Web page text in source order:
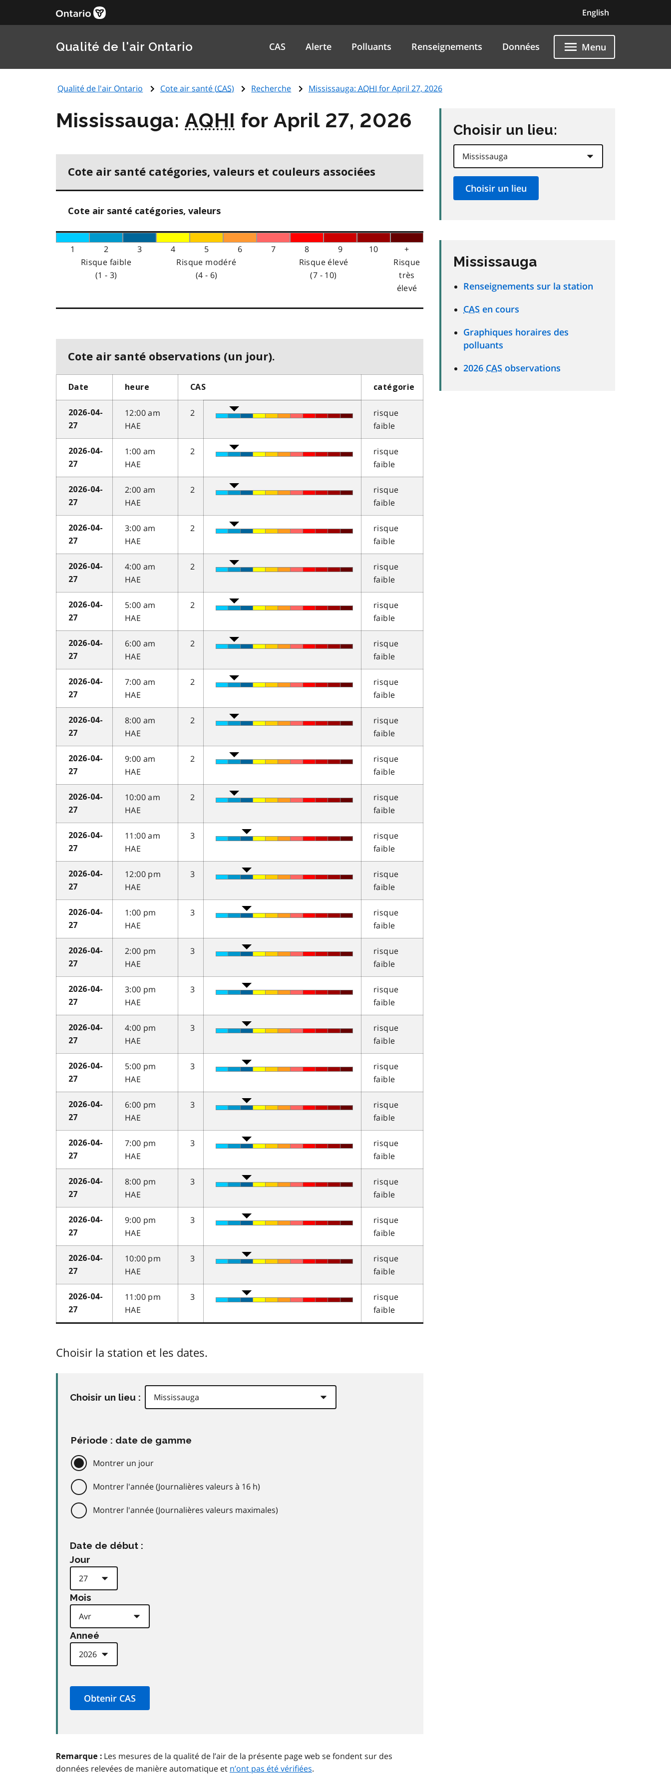
English
Qualité de l'air Ontario CAS Alerte Polluants Renseignements Données Menu
Qualité de l'air Ontario Cote air santé (CAS) Recherche Mississauga: AQHI for April 27, 2026
Mississauga:AQHI for April 27, 2026
Cote air santé catégories, valeurs et couleurs associées
Cote air santé catégories, valeurs
1 2 3 4 5 6 7 8 9 10
+
Risque faible
(1 - 3)
Risque modéré
(4 - 6)
Risque élevé
(7 - 10)
Risque
très
élevé
Cote air santé observations (un jour).
Date heure CAS catégorie
2026-04-
27
12:00 am
HAE
2
risque
faible
2026-04-
27
1:00 am
HAE
2
risque
faible
2026-04-
27
2:00 am
HAE
2
risque
faible
2026-04-
27
3:00 am
HAE
2
risque
faible
2026-04-
27
4:00 am
HAE
2
risque
faible
2026-04-
27
5:00 am
HAE
2
risque
faible
2026-04-
27
6:00 am
HAE
2
risque
faible
2026-04-
27
7:00 am
HAE
2
risque
faible
2026-04-
27
8:00 am
HAE
2
risque
faible
2026-04-
27
9:00 am
HAE
2
risque
faible
2026-04-
27
10:00 am
HAE
2
risque
faible
2026-04-
27
11:00 am
HAE
3
risque
faible
2026-04-
27
12:00 pm
HAE
3
risque
faible
2026-04-
27
1:00 pm
HAE
3
risque
faible
2026-04-
27
2:00 pm
HAE
3
risque
faible
2026-04-
27
3:00 pm
HAE
3
risque
faible
2026-04-
27
4:00 pm
HAE
3
risque
faible
2026-04-
27
5:00 pm
HAE
3
risque
faible
2026-04-
27
6:00 pm
HAE
3
risque
faible
2026-04-
27
7:00 pm
HAE
3
risque
faible
2026-04-
27
8:00 pm
HAE
3
risque
faible
2026-04-
27
9:00 pm
HAE
3
risque
faible
2026-04-
27
10:00 pm
HAE
3
risque
faible
2026-04-
27
11:00 pm
HAE
3
risque
faible
Choisir la station et les dates.
Choisir un lieu :
Période : date de gamme
Montrer un jour
Montrer l'année (Journalières valeurs à 16 h)
Montrer l'année (Journalières valeurs maximales)
Date de début :
Jour
Mois
Anneé
Remarque : Les mesures de la qualité de l’air de la présente page web se fondent sur des
données relevées de manière automatique et n’ont pas été vérifiées.
Choisir un lieu:
Mississauga
Renseignements sur la station
CAS en cours
Graphiques horaires des
polluants
2026 CAS observations